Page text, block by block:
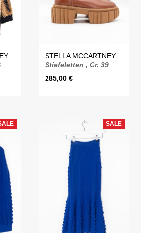
STELLA MCCARTNEY
Stiefeletten , Gr. 39
285,00€
SALE